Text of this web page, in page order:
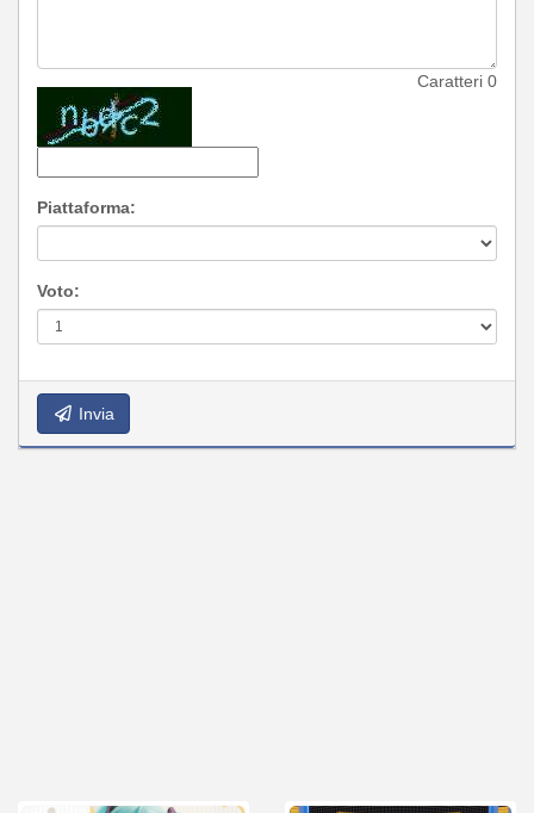
Caratteri 0
Piattaforma:
Voto:
Invia